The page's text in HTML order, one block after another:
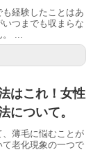
経験したことはあ
つまでも収まらな
...
はこれ！女性
について。
薄毛に悩むことが
老化現象の一つで